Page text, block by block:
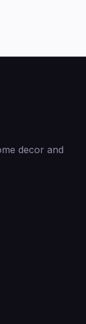
decor and